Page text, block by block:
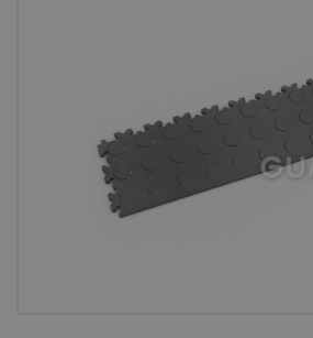
Ďalšie gumové a plastové výrobky
Centrum dopytov
Všetko o nákupe